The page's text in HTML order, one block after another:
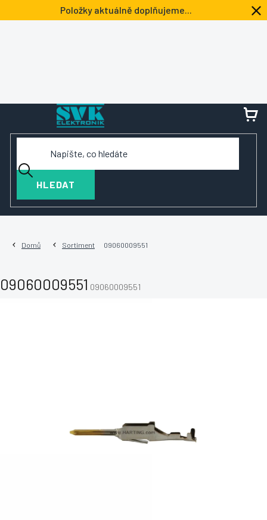
na
Položky aktuálně doplňujeme...
HLEDAT
Domů Sortiment 09060009551
09060009551 09060009551